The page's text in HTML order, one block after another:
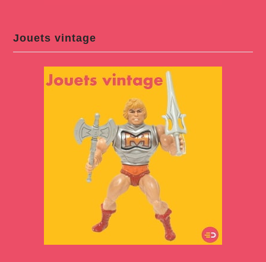
Jouets vintage